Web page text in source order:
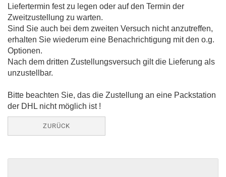
Liefertermin fest zu legen oder auf den Termin der
Zweitzustellung zu warten.
Sind Sie auch bei dem zweiten Versuch nicht anzutreffen,
erhalten Sie wiederum eine Benachrichtigung mit den o.g.
Optionen.
Nach dem dritten Zustellungsversuch gilt die Lieferung als
unzustellbar.
Bitte beachten Sie, das die Zustellung an eine Packstation
der DHL nicht möglich ist !
ZURÜCK